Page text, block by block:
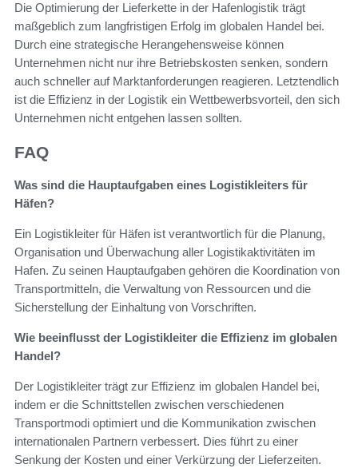
Die Optimierung der Lieferkette in der Hafenlogistik trägt
maßgeblich zum langfristigen Erfolg im globalen Handel bei.
Durch eine strategische Herangehensweise können
Unternehmen nicht nur ihre Betriebskosten senken, sondern
auch schneller auf Marktanforderungen reagieren. Letztendlich
ist die Effizienz in der Logistik ein Wettbewerbsvorteil, den sich
Unternehmen nicht entgehen lassen sollten.
FAQ
Was sind die Hauptaufgaben eines Logistikleiters für
Häfen?
Ein Logistikleiter für Häfen ist verantwortlich für die Planung,
Organisation und Überwachung aller Logistikaktivitäten im
Hafen. Zu seinen Hauptaufgaben gehören die Koordination von
Transportmitteln, die Verwaltung von Ressourcen und die
Sicherstellung der Einhaltung von Vorschriften.
Wie beeinflusst der Logistikleiter die Effizienz im globalen
Handel?
Der Logistikleiter trägt zur Effizienz im globalen Handel bei,
indem er die Schnittstellen zwischen verschiedenen
Transportmodi optimiert und die Kommunikation zwischen
internationalen Partnern verbessert. Dies führt zu einer
Senkung der Kosten und einer Verkürzung der Lieferzeiten.